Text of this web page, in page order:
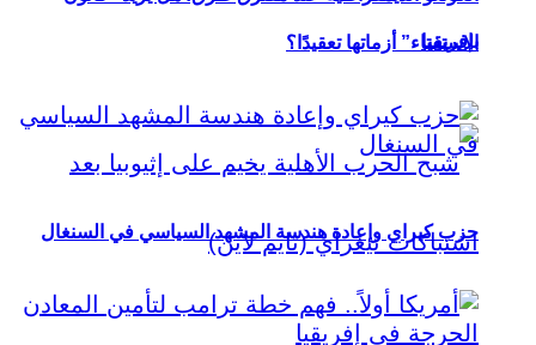
بإفريقيا
الاستفتاء” أزماتها تعقيدًا؟
حزب كيراي وإعادة هندسة المشهد السياسي في السنغال